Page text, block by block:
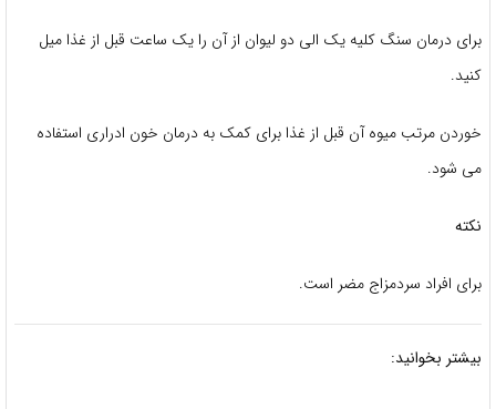
درمان سنگ کلیه یک الی دو لیوان از آن را یک ساعت قبل از غذا میل
مرتب میوه آن قبل از غذا برای کمک به درمان خون ادراری استفاده
شود.
افراد سردمزاج مضر است.
بخوانید: